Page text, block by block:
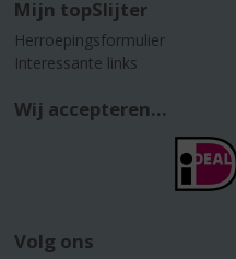
Mijn topSlijter
Herroepingsformulier
Interessante links
Wij accepteren...
Volg ons